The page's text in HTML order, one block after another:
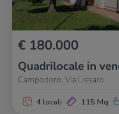
€ 180.000
Quadrilocale in
Campodoro, Via Lissaro
4 locali 115 Mq